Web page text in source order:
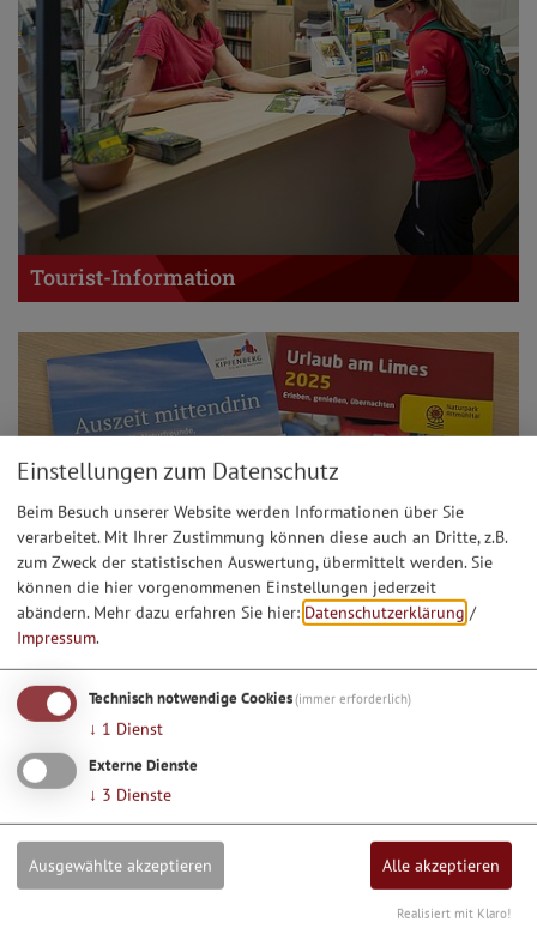
Tourist-Information
Prospektbestellung
Einstellungen zum Datenschutz
Beim Besuch unserer Website werden Informationen über Sie
verarbeitet. Mit Ihrer Zustimmung können diese auch an Dritte, z.B.
zum Zweck der statistischen Auswertung, übermittelt werden. Sie
können die hier vorgenommenen Einstellungen jederzeit
abändern. Mehr dazu erfahren Sie hier: Datenschutzerklärung /
Impressum.
Technisch notwendige Cookies(immer erforderlich)
↓ 1 Dienst
Externe Dienste
↓ 3 Dienste
Ausgewählte akzeptieren Alle akzeptieren
Realisiert mit Klaro!